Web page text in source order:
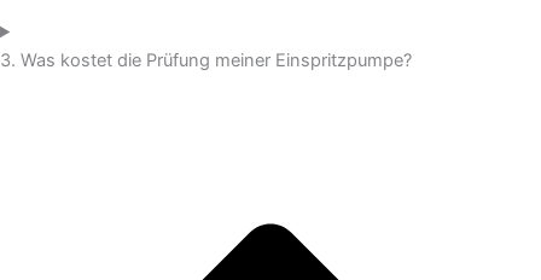
3. Was kostet die Prüfung meiner Einspritzpumpe?